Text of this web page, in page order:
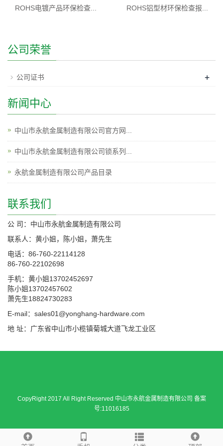
ROHS电镀产品环保检查... ROHS铝型材环保检查报...
公司荣誉
公司证书 +
新闻中心
中山市永航金属制造有限公司官方网...
中山市永航金属制造有限公司锁系列...
永航金属制造有限公司产品目录
联系我们
公 司：中山市永航金属制造有限公司
联系人：黄小姐，陈小姐，萧先生
电话：86-760-22114128
86-760-22102698
手机：黄小姐13702452697
陈小姐13702457602
萧先生18824730283
E-mail：sales01@yonghang-hardware.com
地 址：广东省中山市小榄镇菊城大道飞龙工业区
CopyRight 2017 All Right Reserved 中山市永航金属制造有限公司 备案
号:11016185